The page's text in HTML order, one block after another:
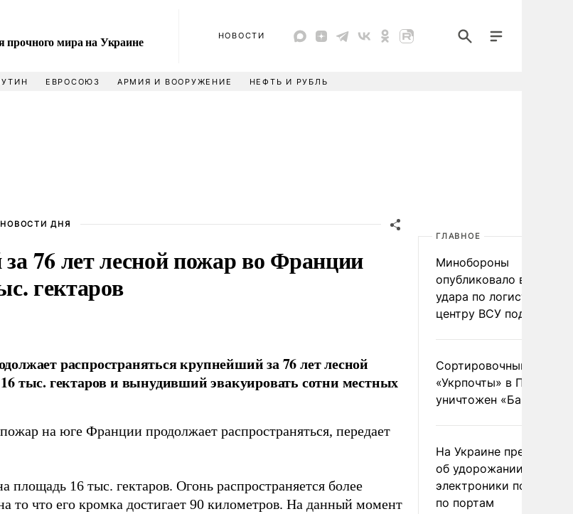
мира на Украине НОВОСТИ
ЕВРОСОЮЗ АРМИЯ И ВООРУЖЕНИЕ НЕФТЬ И РУБЛЬ
НОВОСТИ ДНЯ
76 лет лесной пожар во Франции
гектаров
распространяться крупнейший за 76 лет лесной
тыс. гектаров и вынудивший эвакуировать сотни местных
на юге Франции продолжает распространяться, передает
площадь 16 тыс. гектаров. Огонь распространяется более
то что его кромка достигает 90 километров. На данный момент
ГЛАВНОЕ
Минобороны
опубликовало видео
удара по
центру ВСУ под Киевом
Сортировочный пункт
«Укрпочты» в
уничтожен
На Украине
об удорожании
электроники после
по портам